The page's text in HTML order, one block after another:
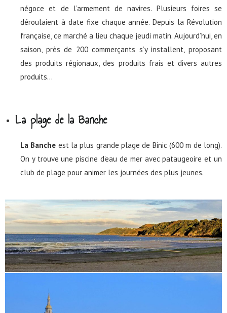
négoce et de l’armement de navires. Plusieurs foires se
déroulaient à date fixe chaque année. Depuis la Révolution
française, ce marché a lieu chaque jeudi matin. Aujourd’hui, en
saison, près de 200 commerçants s’y installent, proposant
des produits régionaux, des produits frais et divers autres
produits…
La plage de la Banche
La Banche est la plus grande plage de Binic (600 m de long).
On y trouve une piscine d’eau de mer avec pataugeoire et un
club de plage pour animer les journées des plus jeunes.